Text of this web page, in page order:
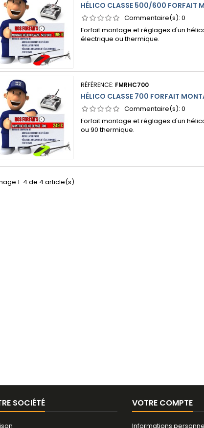
HÉLICO CLASSE 500/600 FORFAIT
Commentaire(s): 0
Forfait montage et réglages d'un
électrique ou thermique.
RÉFÉRENCE: FMRHC700
HÉLICO CLASSE 700 FORFAIT
Commentaire(s): 0
Forfait montage et réglages d'un
ou 90 thermique.
1-4 de 4 article(s)
SOCIÉTÉ VOTRE COMPTE
Informations